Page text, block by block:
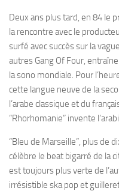
Deux ans plus tard, en 84 le
la rencontre avec le
surfé avec succès sur la
autres Gang Of Four,
la sono mondiale. Pour
cette langue neuve de la
l’arabe classique et du
“Rhorhomanie” invente
“Bleu de Marseille”, plus de
célèbre le beat bigarré de la
est toujours plus verte de
irrésistible ska pop et